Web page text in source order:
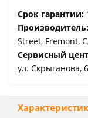
Срок гарантии:
Производитель:
Street, Fremont,
Сервисный
ул. Скрыганова,